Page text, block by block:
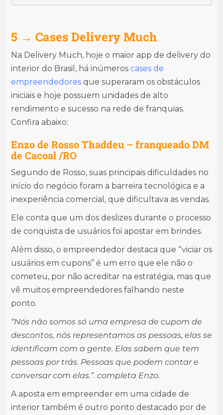
5 → Cases Delivery Much
Na Delivery Much, hoje o maior app de delivery do
interior do Brasil, há inúmeros cases de
empreendedores que superaram os obstáculos
iniciais e hoje possuem unidades de alto
rendimento e sucesso na rede de franquias.
Confira abaixo:
Enzo de Rosso Thaddeu – franqueado DM
de Cacoal /RO
Segundo de Rosso, suas principais dificuldades no
início do negócio foram a barreira tecnológica e a
inexperiência comercial, que dificultava as vendas.
Ele conta que um dos deslizes durante o processo
de conquista de usuários foi apostar em brindes.
Além disso, o empreendedor destaca que “viciar os
usuários em cupons” é um erro que ele não o
cometeu, por não acreditar na estratégia, mas que
vê muitos empreendedores falhando neste
ponto.
“Nós não somos só uma empresa de cupom de
descontos, nós representamos as pessoas, elas se
identificam com a gente. Elas sabem que tem
pessoas por trás. Pessoas que podem contar e
conversar com elas.”. completa Enzo.
A aposta em empreender em uma cidade de
interior também é outro ponto destacado por de